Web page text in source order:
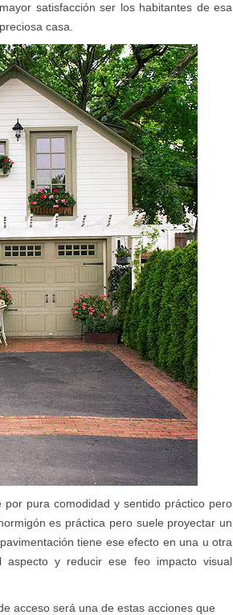
mayor satisfacción ser los habitantes de esa
preciosa casa.
pura comodidad y sentido práctico pero
es práctica pero suele proyectar un
tiene ese efecto en una u otra
y reducir ese feo impacto visual
acceso será una de estas acciones que